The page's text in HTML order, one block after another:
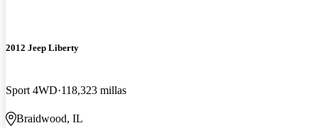
2012 Jeep Liberty
Sport 4WD 118,323 millas
Braidwood, IL